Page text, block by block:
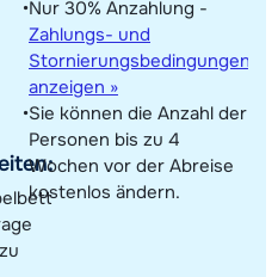
Nur 30% Anzahlung -
Zahlungs- und
Stornierungsbedingungen
anzeigen »
Sie können die Anzahl der
Personen bis zu 4
Wochen vor der Abreise
kostenlos ändern.